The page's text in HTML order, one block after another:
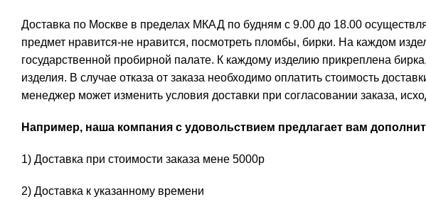
Доставка по Москве в пределах МКАД по будням с 9.00 до 18.00
предмет нравится-не нравится, посмотреть пломбы, бирки. На каждом
государственной пробирной палате. К каждому изделию прикреплена
изделия. В случае отказа от заказа необходимо оплатить стоимость
менеджер может изменить условия доставки при согласовании заказа,
Например, наша компания с удовольствием предлагает вам
1) Доставка при стоимости заказа мене 5000р
2) Доставка к указанному времени